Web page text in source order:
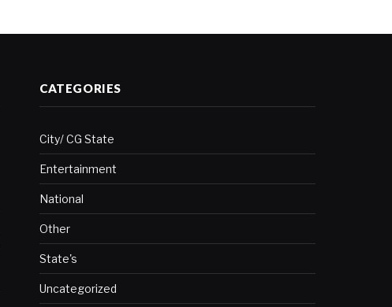
CATEGORIES
City/ CG State
Entertainment
National
Other
State's
Uncategorized